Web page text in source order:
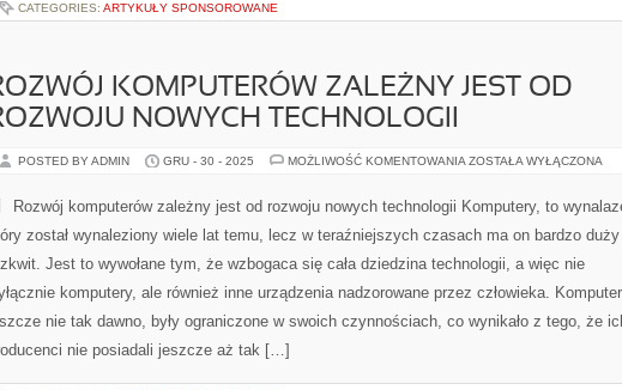
CATEGORIES: ARTYKUŁY SPONSOROWANE
KOMPUTERÓW ZALEŻNY JEST OD
NOWYCH TECHNOLOGII
POSTED BY ADMIN GRU - 30 - 2025 MOŻLIWOŚĆ KOMENTOWANIA ROZWÓJ
JEST
OD
NOWYCH
ZOSTAŁA WYŁĄCZONA
Rozwój komputerów zależny jest od rozwoju nowych technologii Komputery, to
został wynaleziony wiele lat temu, lecz w teraźniejszych czasach ma on bardzo duży
Jest to wywołane tym, że wzbogaca się cała dziedzina technologii, a więc nie
komputery, ale również inne urządzenia nadzorowane przez człowieka.
nie tak dawno, były ograniczone w swoich czynnościach, co wynikało z tego, że
nie posiadali jeszcze aż tak […]